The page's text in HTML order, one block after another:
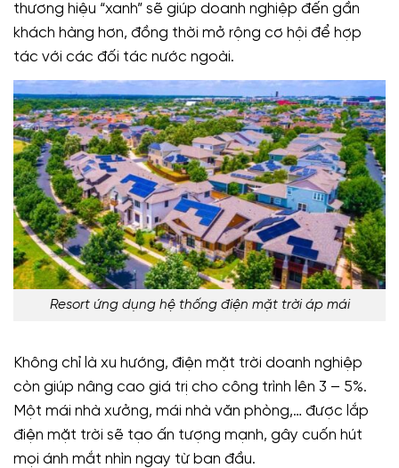
thương hiệu “xanh” sẽ giúp doanh nghiệp đến gần
khách hàng hơn, đồng thời mở rộng cơ hội để hợp
tác với các đối tác nước ngoài.
Resort ứng dụng hệ thống điện mặt trời áp mái
Không chỉ là xu hướng, điện mặt trời doanh nghiệp
còn giúp nâng cao giá trị cho công trình lên 3 – 5%.
Một mái nhà xưởng, mái nhà văn phòng,… được lắp
điện mặt trời sẽ tạo ấn tượng mạnh, gây cuốn hút
mọi ánh mắt nhìn ngay từ ban đầu.